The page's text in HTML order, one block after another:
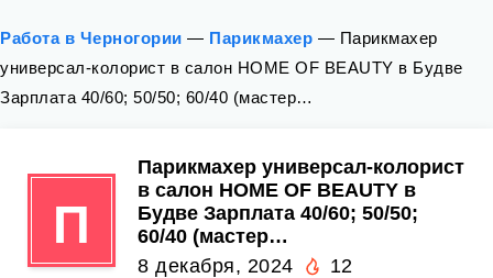
Работа в Черногории — Парикмахер — Парикмахер
универсал-колорист в салон HOME OF BEAUTY в Будве
Зарплата 40/60; 50/50; 60/40 (мастер…
П
Парикмахер универсал-колорист
в салон HOME OF BEAUTY в
Будве Зарплата 40/60; 50/50;
60/40 (мастер…
8 декабря, 2024
12